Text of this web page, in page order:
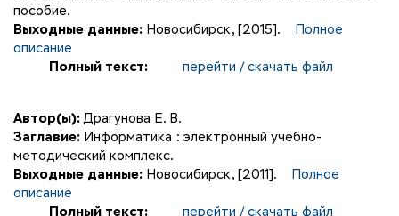
пособие.
Выходные данные: Новосибирск, [2015].
Полное
описание
Полный текст:
перейти / скачать файл
Автор(ы): Драгунова Е. В.
Заглавие: Информатика : электронный учебно-
методический комплекс.
Выходные данные: Новосибирск, [2011].
Полное
описание
Полный текст:
перейти / скачать файл